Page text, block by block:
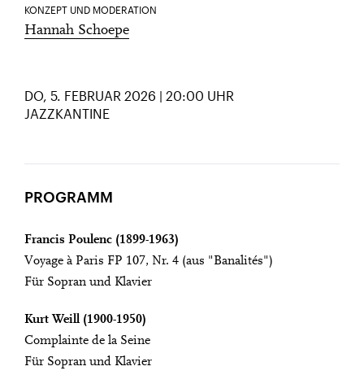
KONZEPT UND MODERATION
Hannah Schoepe
DO, 5. FEBRUAR 2026 | 20:00 UHR
JAZZKANTINE
PROGRAMM
Francis Poulenc (1899-1963)
Voyage à Paris FP 107, Nr. 4 (aus "Banalités")
Für Sopran und Klavier
Kurt Weill (1900-1950)
Complainte de la Seine
Für Sopran und Klavier